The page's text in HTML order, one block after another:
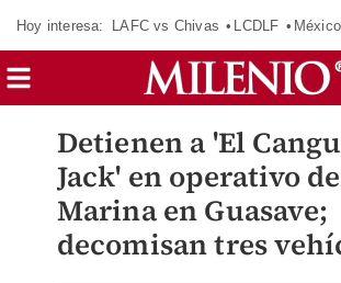
Hoy interesa: LAFC vs Chivas LCDLF
Detienen a 'El
Jack' en operativo
Marina en Guasave;
decomisan tres